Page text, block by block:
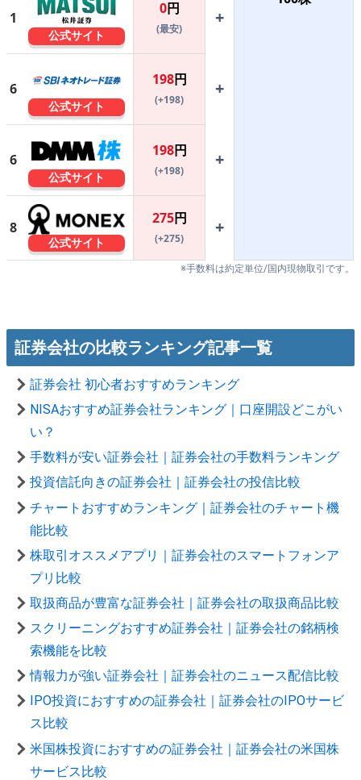
1
公式サイト
0円
(最安)
+
6
公式サイト
198円
(+198)
+
6
公式サイト
198円
(+198)
+
8
公式サイト
275円
(+275)
+
※手数料は約定単位/国内現物取引です。
証券会社の比較ランキング記事一覧
証券会社 初心者おすすめランキング
NISAおすすめ証券会社ランキング｜口座開設どこがい
い？
手数料が安い証券会社｜証券会社の手数料ランキング
投資信託向きの証券会社｜証券会社の投信比較
チャートおすすめランキング｜証券会社のチャート機
能比較
株取引オススメアプリ｜証券会社のスマートフォンア
プリ比較
取扱商品が豊富な証券会社｜証券会社の取扱商品比較
スクリーニングおすすめ証券会社｜証券会社の銘柄検
索機能を比較
情報力が強い証券会社｜証券会社のニュース配信比較
IPO投資におすすめの証券会社｜証券会社のIPOサービ
ス比較
米国株投資におすすめの証券会社｜証券会社の米国株
サービス比較